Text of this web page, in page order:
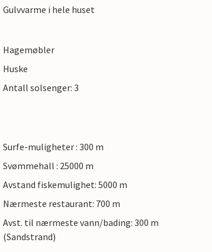
Gulvvarme i hele huset
Hagemøbler
Huske
Antall solsenger: 3
Surfe-muligheter : 300 m
Svømmehall : 25000 m
Avstand fiskemulighet: 5000 m
Nærmeste restaurant: 700 m
Avst. til nærmeste vann/bading: 300 m
(Sandstrand)